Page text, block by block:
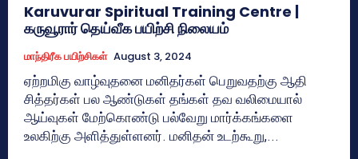
Karuvurar Spiritual Training Centre |
கருவூரார் தெய்வீக பயிற்சி நிலையம்
மாந்திரீக பயிற்சிகள் August 3, 2024
ஏற்றமிகு வாழ்வுதனை மனிதர்கள் பெறுவதற்கு ஆதி
சித்தர்கள் பல ஆண்டுகள் தங்கள் தவ வலிமையால்
ஆய்வுகள் மேற்கொண்டு பல்வேறு மார்க்கங்களை
உலகிற்கு அளித்துள்ளனர். மனிதன் உடற்கூறு,...